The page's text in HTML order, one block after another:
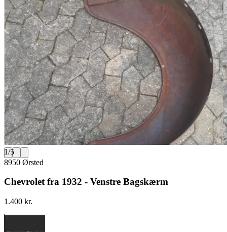
1/5
8950 Ørsted
Chevrolet fra 1932 - Venstre Bagskærm
1.400 kr.